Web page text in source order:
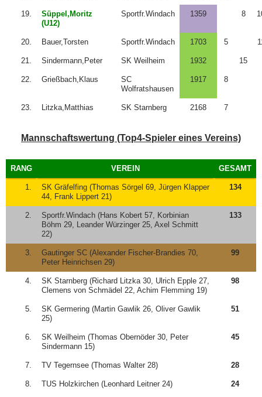
19.
Süppel,Moritz
(U12)
Sportfr.Windach 1359 8
20. Bauer,Torsten Sportfr.Windach 1703 5
21. Sindermann,Peter SK Weilheim 1932 15
22. Grießbach,Klaus
SC
Wolfratshausen
1917 8
23. Litzka,Matthias SK Starnberg 2168 7
Mannschaftswertung (Top4-Spieler eines Vereins)
RANG VEREIN GESAMT
1.
SK Gräfelfing (Thomas Sörgel 69, Jürgen Klapper
44, Frank Lippert 21)
134
2.
Sportfr.Windach (Hans Kobert 57, Korbinian
Böhm 29, Leander Würzinger 25, Axel Schmitt
22)
133
3.
Gautinger SC (Alexander Fischer-Brandies 70,
Peter Heinrichsen 29)
99
4.
SK Starnberg (Richard Litzka 30, Ulrich Epple 27,
Clemens von Schmädel 22, Achim Flemming 19)
98
5.
SK Germering (Martin Gawlik 26, Oliver Gawlik
25)
51
6.
SK Weilheim (Thomas Obernöder 30, Peter
Sindermann 15)
45
7. TV Tegernsee (Thomas Walter 28) 28
8. TUS Holzkirchen (Leonhard Leitner 24) 24